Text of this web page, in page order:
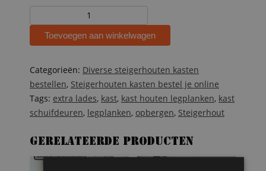
kast
en
lades
Toby
aantal
Toevoegen aan winkelwagen
Categorieën: Diverse steigerhouten kasten
bestellen, Steigerhouten kasten bestel je online
Tags: extra lades, kast, kast houten legplanken, kast
schuifdeuren, legplanken, opbergen, Steigerhout
Gerelateerde producten